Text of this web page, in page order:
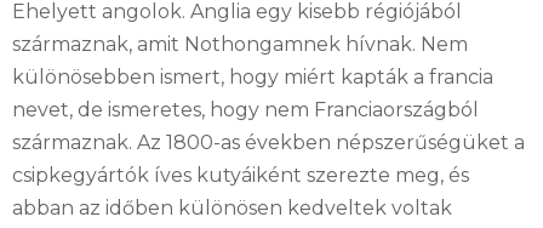
Ehelyett angolok. Anglia egy kisebb régiójából
származnak, amit Nothongamnek hívnak. Nem
különösebben ismert, hogy miért kapták a francia
nevet, de ismeretes, hogy nem Franciaországból
származnak. Az 1800-as években népszerűségüket a
csipkegyártók íves kutyáiként szerezte meg, és
abban az időben különösen kedveltek voltak